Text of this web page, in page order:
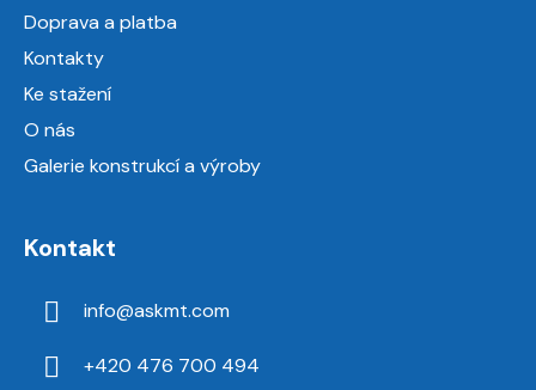
Doprava a platba
Kontakty
Ke stažení
O nás
Galerie konstrukcí a výroby
Kontakt
info@askmt.com
+420 476 700 494